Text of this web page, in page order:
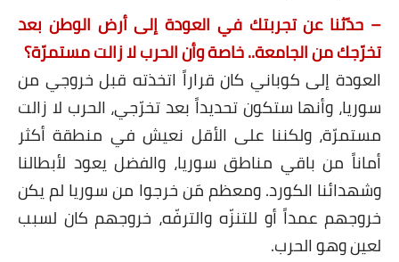
– حدّثنا عن تجربتك في العودة إلى أرض الوطن بعد
تخرّجك من الجامعة.. خاصة وأن الحرب لا زالت مستمرّة؟
العودة إلى كوباني كان قراراً اتخذته قبل خروجي من
سوريا، وأنها ستكون تحديداً بعد تخرّجي، الحرب لا زالت
مستمرّة، ولكننا على الأقل نعيش في منطقة أكثر
أماناً من باقي مناطق سوريا، والفضل يعود لأبطالنا
وشهدائنا الكورد. ومعظم مَن خرجوا من سوريا لم يكن
خروجهم عمداً أو للتنزّه والترفّه، خروجهم كان لسبب
لعين وهو الحرب.